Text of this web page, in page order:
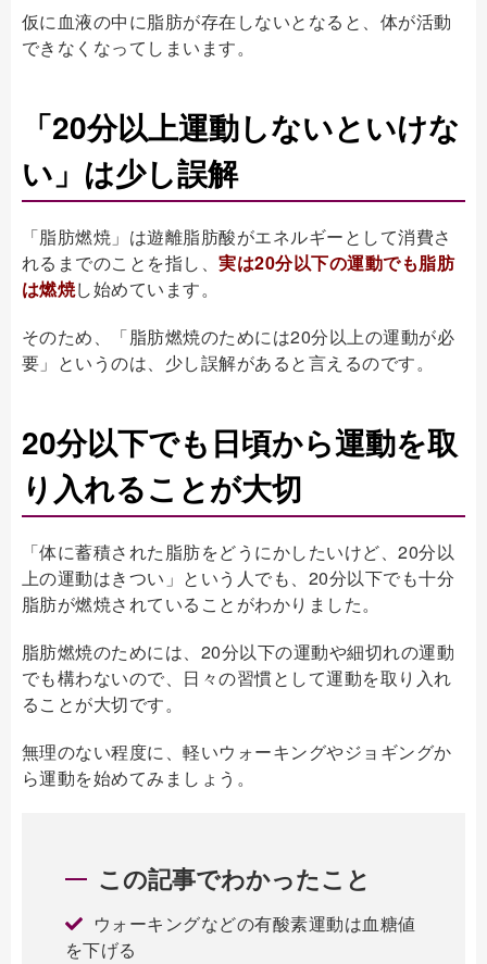
仮に血液の中に脂肪が存在しないとなると、体が活動
できなくなってしまいます。
「20分以上運動しないといけな
い」は少し誤解
「脂肪燃焼」は遊離脂肪酸がエネルギーとして消費さ
れるまでのことを指し、実は20分以下の運動でも脂肪
は燃焼し始めています。
そのため、「脂肪燃焼のためには20分以上の運動が必
要」というのは、少し誤解があると言えるのです。
20分以下でも日頃から運動を取
り入れることが大切
「体に蓄積された脂肪をどうにかしたいけど、20分以
上の運動はきつい」という人でも、20分以下でも十分
脂肪が燃焼されていることがわかりました。
脂肪燃焼のためには、20分以下の運動や細切れの運動
でも構わないので、日々の習慣として運動を取り入れ
ることが大切です。
無理のない程度に、軽いウォーキングやジョギングか
ら運動を始めてみましょう。
この記事でわかったこと
ウォーキングなどの有酸素運動は血糖値
を下げる